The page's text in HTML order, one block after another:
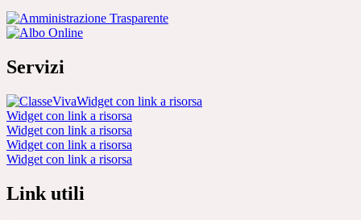
Servizi
Widget con link a risorsa
Widget con link a risorsa
Widget con link a risorsa
Widget con link a risorsa
Widget con link a risorsa
Link utili